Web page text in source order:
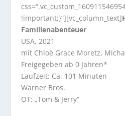
!important;}“][vc_column_text]
Familienabenteuer
USA, 2021
mit Chloë Grace Moretz,
Freigegeben ab 0 Jahren*
Laufzeit: Ca. 101 Minuten
Warner Bros.
OT: „Tom & Jerry“